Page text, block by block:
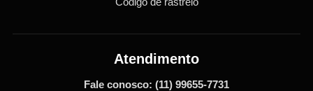
Atendimento
Fale conosco: (11) 99655-7731